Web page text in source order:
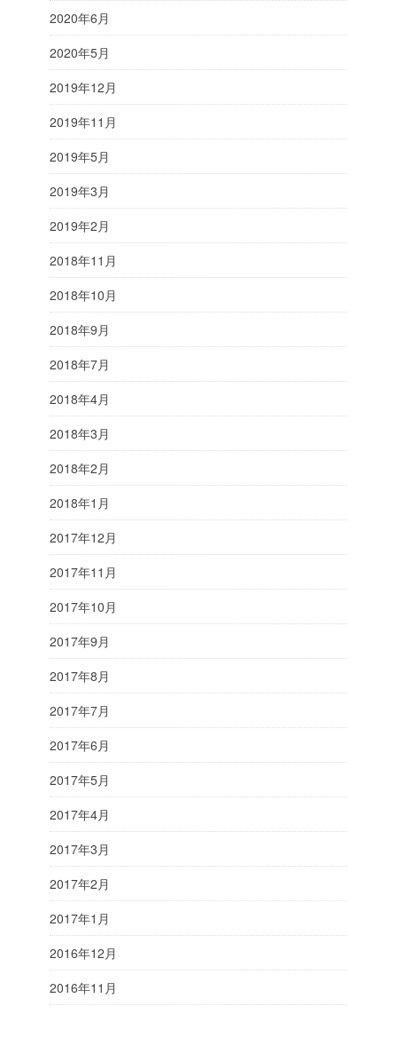
2020年6月
2020年5月
2019年12月
2019年11月
2019年5月
2019年3月
2019年2月
2018年11月
2018年10月
2018年9月
2018年7月
2018年4月
2018年3月
2018年2月
2018年1月
2017年12月
2017年11月
2017年10月
2017年9月
2017年8月
2017年7月
2017年6月
2017年5月
2017年4月
2017年3月
2017年2月
2017年1月
2016年12月
2016年11月